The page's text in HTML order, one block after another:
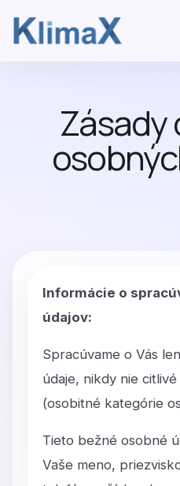
Zásady
Informácie o
údajov:
Spracúvame o Vás
údaje, nikdy nie
(osobitné kategórie
Tieto bežné osobné
Vaše meno,